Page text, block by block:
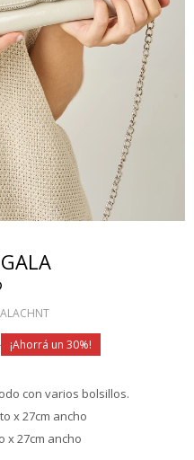
30
con varios bolsillos.
x 27cm ancho
x 27cm ancho